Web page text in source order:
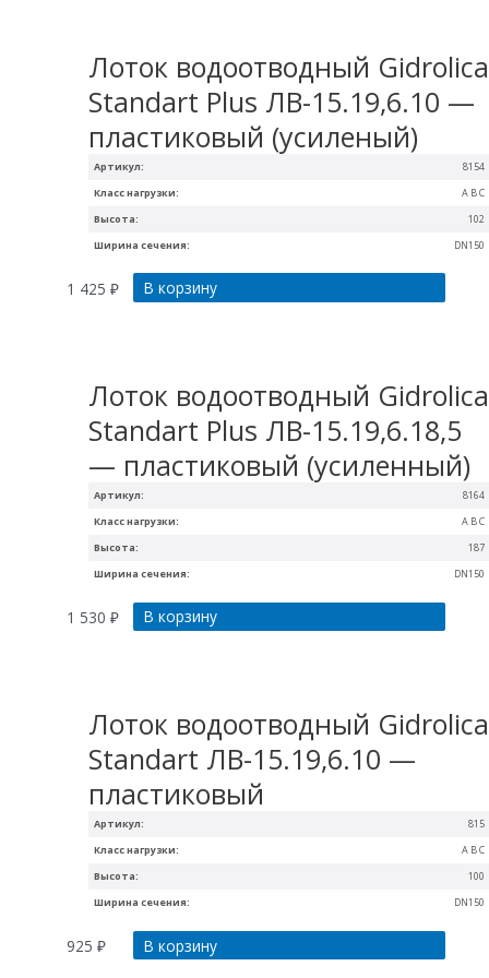
Артикул: 8154
Ширина сечения: DN150
Высота: 102
Класс нагрузки: A B C
Лоток водоотводный Gidrolica
Standart Plus ЛВ-15.19,6.10 —
пластиковый (усиленый)
1 425₽ В корзину
Артикул: 8164
Ширина сечения: DN150
Высота: 187
Класс нагрузки: A B C
Лоток водоотводный Gidrolica
Standart Plus ЛВ-15.19,6.18,5
— пластиковый (усиленный)
1 530₽ В корзину
Артикул: 815
Ширина сечения: DN150
Высота: 100
Класс нагрузки: A B C
Лоток водоотводный Gidrolica
Standart ЛВ-15.19,6.10 —
пластиковый
925₽ В корзину